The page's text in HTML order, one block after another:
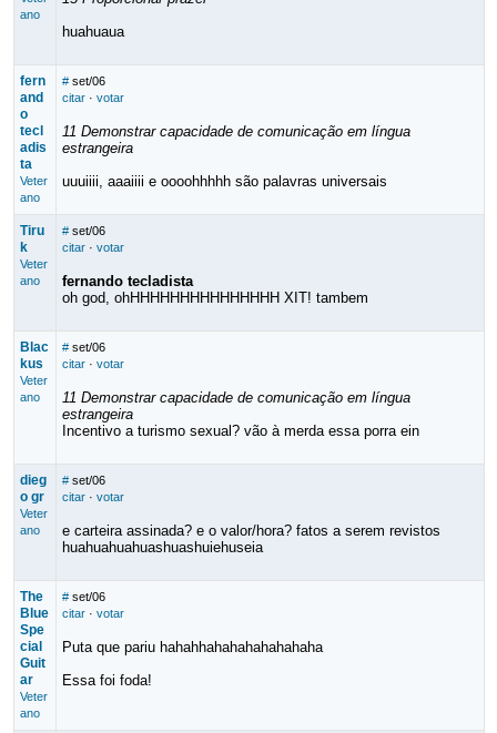
ano
huahuaua
fern
and
o
tecl
adis
ta
Veter
ano
# set/06
citar· votar
11 Demonstrar capacidade de comunicação em língua
estrangeira
uuuiiii, aaaiiii e oooohhhhh são palavras universais
Tiru
k
Veter
ano
# set/06
citar· votar
fernando tecladista
oh god, ohHHHHHHHHHHHHHHH XIT! tambem
Blac
kus
Veter
ano
# set/06
citar· votar
11 Demonstrar capacidade de comunicação em língua
estrangeira
Incentivo a turismo sexual? vão à merda essa porra ein
dieg
o gr
Veter
ano
# set/06
citar· votar
e carteira assinada? e o valor/hora? fatos a serem revistos
huahuahuahuashuashuiehuseia
The
Blue
Spe
cial
Guit
ar
Veter
ano
# set/06
citar· votar
Puta que pariu hahahhahahahahahahaha
Essa foi foda!